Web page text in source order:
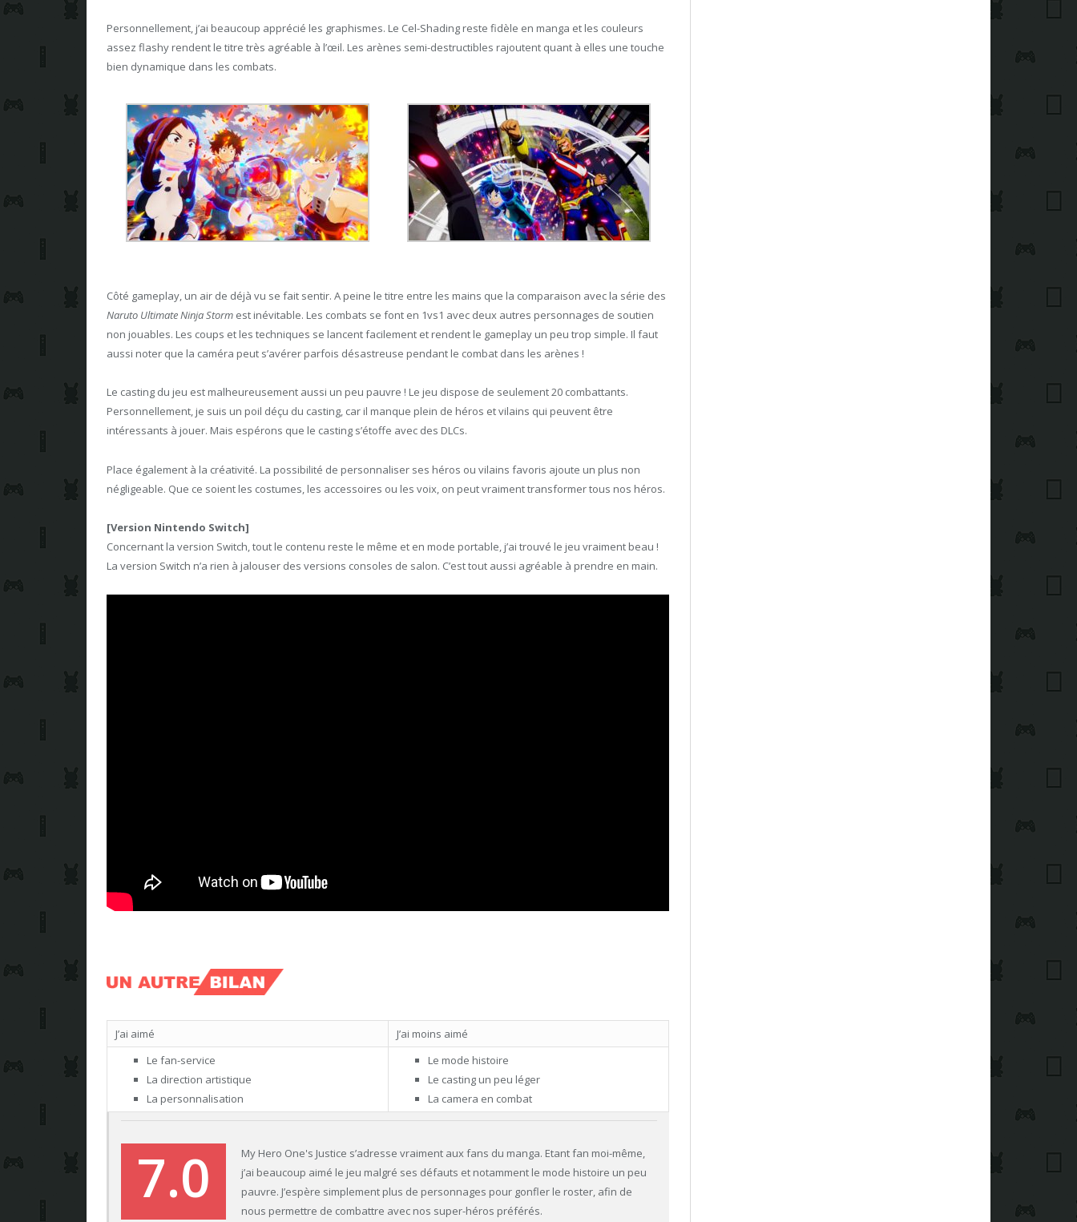
Personnellement, j’ai beaucoup apprécié les graphismes. Le Cel-Shading reste fidèle en manga et les couleurs
assez flashy rendent le titre très agréable à l’œil. Les arènes semi-destructibles rajoutent quant à elles une touche
bien dynamique dans les combats.
Côté gameplay, un air de déjà vu se fait sentir. A peine le titre entre les mains que la comparaison avec la série des
Naruto Ultimate Ninja Storm est inévitable. Les combats se font en 1vs1 avec deux autres personnages de soutien
non jouables. Les coups et les techniques se lancent facilement et rendent le gameplay un peu trop simple. Il faut
aussi noter que la caméra peut s’avérer parfois désastreuse pendant le combat dans les arènes !
Le casting du jeu est malheureusement aussi un peu pauvre ! Le jeu dispose de seulement 20 combattants.
Personnellement, je suis un poil déçu du casting, car il manque plein de héros et vilains qui peuvent être
intéressants à jouer. Mais espérons que le casting s’étoffe avec des DLCs.
Place également à la créativité. La possibilité de personnaliser ses héros ou vilains favoris ajoute un plus non
négligeable. Que ce soient les costumes, les accessoires ou les voix, on peut vraiment transformer tous nos héros.
[Version Nintendo Switch]
Concernant la version Switch, tout le contenu reste le même et en mode portable, j’ai trouvé le jeu vraiment beau !
La version Switch n’a rien à jalouser des versions consoles de salon. C’est tout aussi agréable à prendre en main.
J’ai aimé
J’ai moins aimé
Le fan-service
La direction artistique
La personnalisation
Le mode histoire
Le casting un peu léger
La camera en combat
7.0
My Hero One's Justice s’adresse vraiment aux fans du manga. Etant fan moi-même,
j’ai beaucoup aimé le jeu malgré ses défauts et notamment le mode histoire un peu
pauvre. J’espère simplement plus de personnages pour gonfler le roster, afin de
nous permettre de combattre avec nos super-héros préférés.